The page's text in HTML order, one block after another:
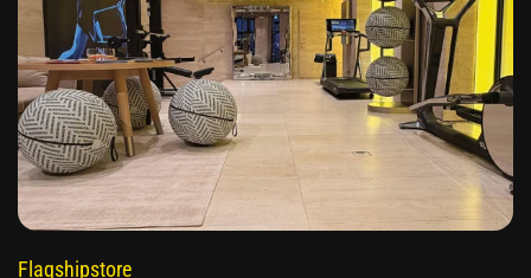
Flagshipstore